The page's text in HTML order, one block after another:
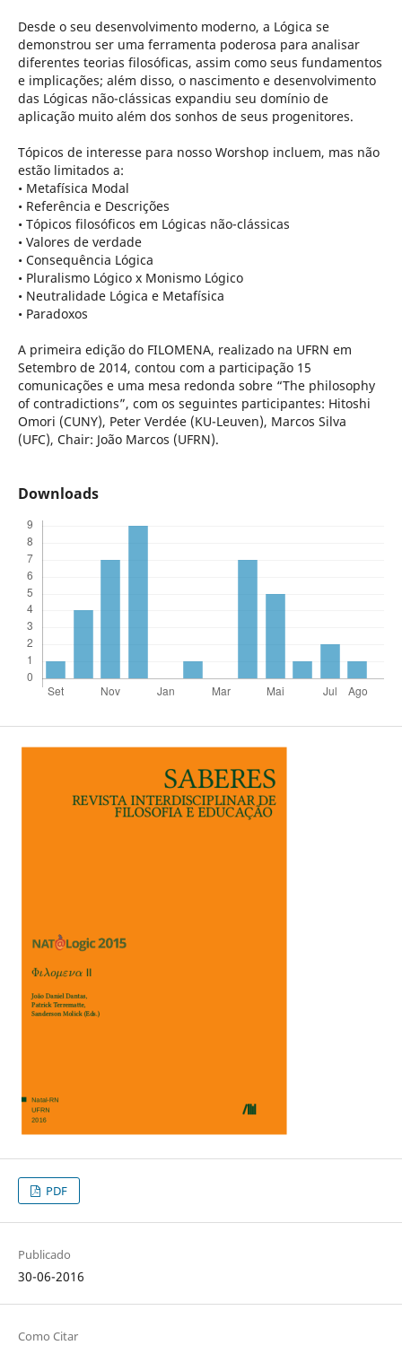
Desde o seu desenvolvimento moderno, a Lógica se
demonstrou ser uma ferramenta poderosa para analisar
diferentes teorias filosóficas, assim como seus fundamentos
e implicações; além disso, o nascimento e desenvolvimento
das Lógicas não-clássicas expandiu seu domínio de
aplicação muito além dos sonhos de seus progenitores.
Tópicos de interesse para nosso Worshop incluem, mas não
estão limitados a:
• Metafísica Modal
• Referência e Descrições
• Tópicos filosóficos em Lógicas não-clássicas
• Valores de verdade
• Consequência Lógica
• Pluralismo Lógico x Monismo Lógico
• Neutralidade Lógica e Metafísica
• Paradoxos
A primeira edição do FILOMENA, realizado na UFRN em
Setembro de 2014, contou com a participação 15
comunicações e uma mesa redonda sobre “The philosophy
of contradictions”, com os seguintes participantes: Hitoshi
Omori (CUNY), Peter Verdée (KU-Leuven), Marcos Silva
(UFC), Chair: João Marcos (UFRN).
Downloads
PDF
Publicado
30-06-2016
Como Citar